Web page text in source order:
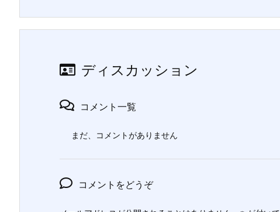
ディスカッション
コメント一覧
まだ、コメントがありません
コメントをどうぞ